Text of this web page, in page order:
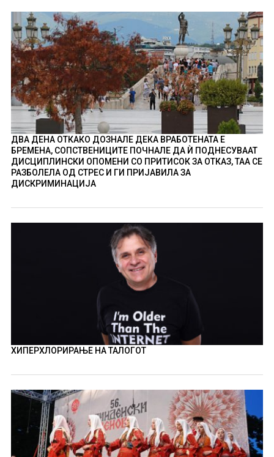
ДВА ДЕНА ОТКАКО ДОЗНАЛЕ ДЕКА ВРАБОТЕНАТА Е
БРЕМЕНА, СОПСТВЕНИЦИТЕ ПОЧНАЛЕ ДА Ѝ ПОДНЕСУВААТ
ДИСЦИПЛИНСКИ ОПОМЕНИ СО ПРИТИСОК ЗА ОТКАЗ, ТАА СЕ
РАЗБОЛЕЛА ОД СТРЕС И ГИ ПРИЈАВИЛА ЗА
ДИСКРИМИНАЦИЈА
ХИПЕРХЛОРИРАЊЕ НА ТАЛОГОТ